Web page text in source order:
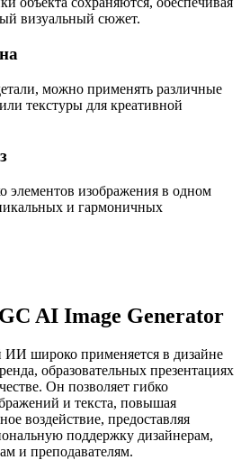
визуальный сюжет.
можно применять различные
текстуры для креативной
элементов изображения в одном
и гармоничных
AI Image Generator
ИИ широко применяется в дизайне
образовательных презентациях
Он позволяет гибко
и текста, повышая
воздействие, предоставляя
поддержку дизайнерам,
и преподавателям.